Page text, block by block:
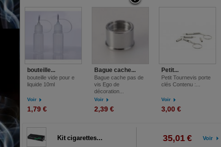
bouteille...
bouteille vide pour e
liquide 10ml
Voir
1,79 €
Bague cache...
Bague cache pas de
vis Ego de
décoration...
Voir
2,39 €
Petit...
Petit Tournevis porte
clés Contenu :...
Voir
3,00 €
Kit cigarettes... 35,01 € Voir